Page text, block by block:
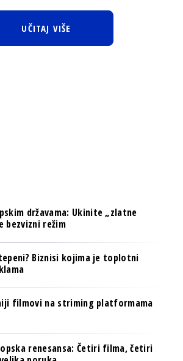
UČITAJ VIŠE
državama: Ukinite „zlatne
bezvizni režim
Biznisi kojima je toplotni
filmovi na striming platformama
renesansa: Četiri filma, četiri